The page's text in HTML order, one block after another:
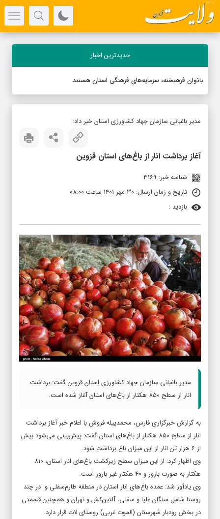
جدیدترین اخبار
بانوان فرهیخته، سرمایه‌های فرهنگی استان هستند
مدیر باغبانی سازمان جهاد کشاورزی استان خبر داد:
آغاز برداشت انار از باغ‌های استان قزوین
شناسه خبر: 3169
تاریخ و زمان ارسال: 30 مهر 1401 ساعت 08:00
بازدید :
مدیر باغبانی سازمان جهاد کشاورزی استان قزوین گفت: برداشت
انار از سطح 850 هکتار از باغ‌های استان آغاز شده است.
به گزارش خبرگزاری فارس، محمدپیله فروش با اعلام خبر آغاز برداشت
انار از سطح 850 هکتار از باغ‌های استان گفت: پیش‌بینی می‌شود بیش
از 6 هزار تن انار از این میزان باغ برداشت شود.
وی اظهار کرد: از این میزان سطح زیرکشت باغ‌های انار استان، 810
هکتار به صورت بارور و 40 هکتار غیر بارور است.
وی یادآور شد: عمده باغ‌های انار استان در منطقه طارم‌سفلی و در چند
روستا شامل سنگان علیا و سفلی، آلتین‌کش و نهران و همچنین قسمتی
در بخش رودبار شهرستان (الموت غربی) روستای لات قرار دارد.